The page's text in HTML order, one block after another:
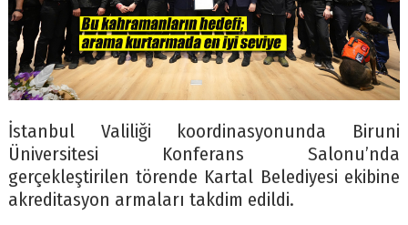
İstanbul Valiliği koordinasyonunda Biruni
Üniversitesi Konferans Salonu’nda
gerçekleştirilen törende Kartal Belediyesi ekibine
akreditasyon armaları takdim edildi.